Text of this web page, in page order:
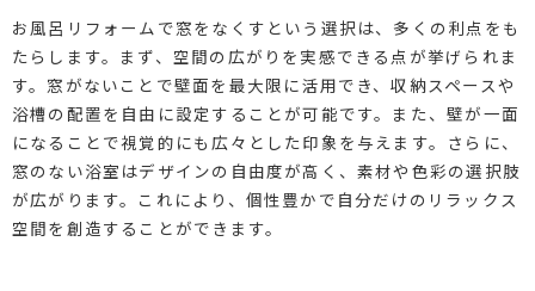
お風呂リフォームで窓をなくすという選択は、多くの利点をも
たらします。まず、空間の広がりを実感できる点が挙げられま
す。窓がないことで壁面を最大限に活用でき、収納スペースや
浴槽の配置を自由に設定することが可能です。また、壁が一面
になることで視覚的にも広々とした印象を与えます。さらに、
窓のない浴室はデザインの自由度が高く、素材や色彩の選択肢
が広がります。これにより、個性豊かで自分だけのリラックス
空間を創造することができます。